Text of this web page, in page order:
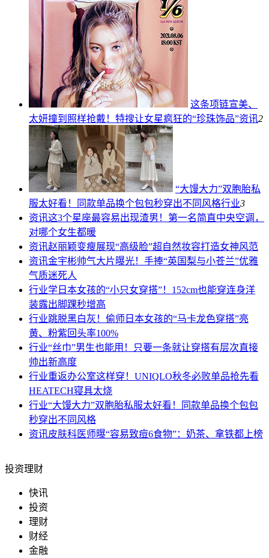
这条项链宣美、
太妍撞到照样抢戴！特搜让女星疯狂的“珍珠饰品”资讯2
“大馒大力”双胞胎私
服太好看！同款单品换个包包秒穿出不同风格行业3
资讯这3个星座最容易出现渣男！第一名简直中央空调，
对哪个女生都暖
资讯赵丽颖变瘦展现“高级脸”超自然妆容打造女神风范
资讯金宇彬帅气大片曝光！手捧“英国梨与小苍兰”优雅
气质迷死人
行业学日本女孩的“小只女穿搭”！152cm也能穿连身洋
装露出脚踝秒增高
行业跳脱黑白灰！偷师日本女孩的“马卡龙色穿搭”亮
黄、粉紫回头率100%
行业“丝巾”男生也能用！只要一条就让穿搭有层次直接
帅出新高度
行业重返办公室这样穿！UNIQLO秋冬必败单品抢先看
HEATECH寝具太烧
行业“大馒大力”双胞胎私服太好看！同款单品换个包包
秒穿出不同风格
资讯皮肤科医师曝“容易致痘6食物”：奶茶、拿铁都上榜
投资理财
快讯
投资
理财
财经
金融